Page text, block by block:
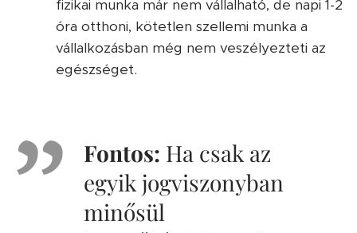
fizikai munka már nem vállalható, de napi 1-2
óra otthoni, kötetlen szellemi munka a
vállalkozásban még nem veszélyezteti az
egészséget.
Fontos: Ha csak az
egyik jogviszonyban
minősül